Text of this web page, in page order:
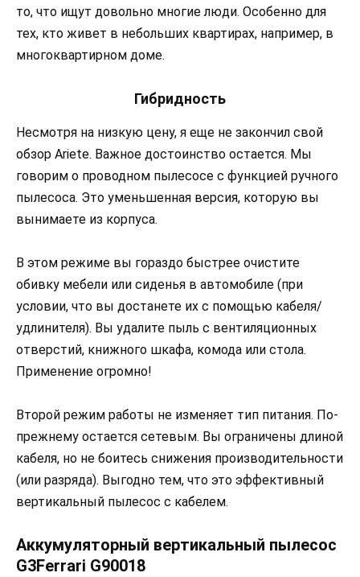
то, что ищут довольно многие люди. Особенно для
тех, кто живет в небольших квартирах, например, в
многоквартирном доме.
Гибридность
Несмотря на низкую цену, я еще не закончил свой
обзор Ariete. Важное достоинство остается. Мы
говорим о проводном пылесосе с функцией ручного
пылесоса. Это уменьшенная версия, которую вы
вынимаете из корпуса.
В этом режиме вы гораздо быстрее очистите
обивку мебели или сиденья в автомобиле (при
условии, что вы достанете их с помощью кабеля/
удлинителя). Вы удалите пыль с вентиляционных
отверстий, книжного шкафа, комода или стола.
Применение огромно!
Второй режим работы не изменяет тип питания. По-
прежнему остается сетевым. Вы ограничены длиной
кабеля, но не боитесь снижения производительности
(или разряда). Выгодно тем, что это эффективный
вертикальный пылесос с кабелем.
Аккумуляторный вертикальный пылесос
G3Ferrari G90018